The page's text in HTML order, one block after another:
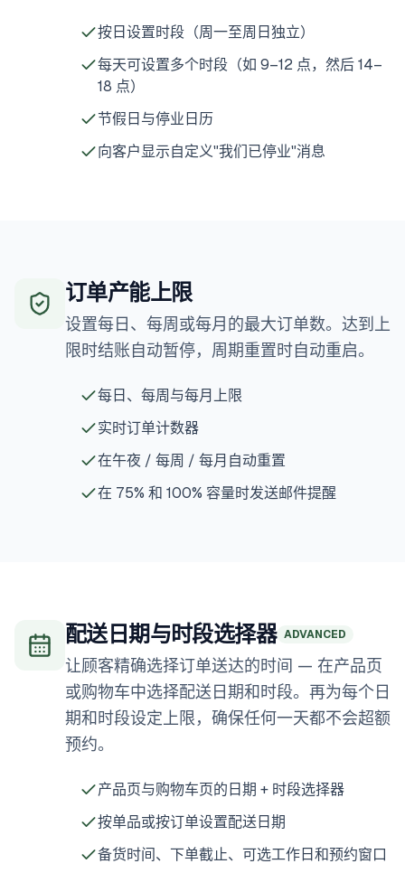
按日设置时段（周一至周日独立）
每天可设置多个时段（如 9–12 点，然后 14–
18 点）
节假日与停业日历
向客户显示自定义"我们已停业"消息
订单产能上限
设置每日、每周或每月的最大订单数。达到上
限时结账自动暂停，周期重置时自动重启。
每日、每周与每月上限
实时订单计数器
在午夜 / 每周 / 每月自动重置
在 75% 和 100% 容量时发送邮件提醒
配送日期与时段选择器 ADVANCED
让顾客精确选择订单送达的时间 — 在产品页
或购物车中选择配送日期和时段。再为每个日
期和时段设定上限，确保任何一天都不会超额
预约。
产品页与购物车页的日期 + 时段选择器
按单品或按订单设置配送日期
备货时间、下单截止、可选工作日和预约窗口